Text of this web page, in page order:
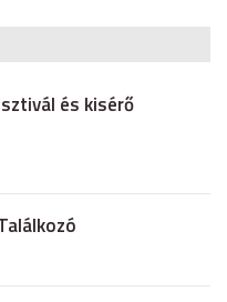
és kisérő